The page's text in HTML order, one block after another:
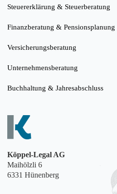
Steuererklärung & Steuerberatung
Finanzberatung & Pensionsplanung
Versicherungsberatung
Unternehmensberatung
Buchhaltung & Jahresabschluss
Köppel-Legal AG
Maihölzli 6
6331 Hünenberg